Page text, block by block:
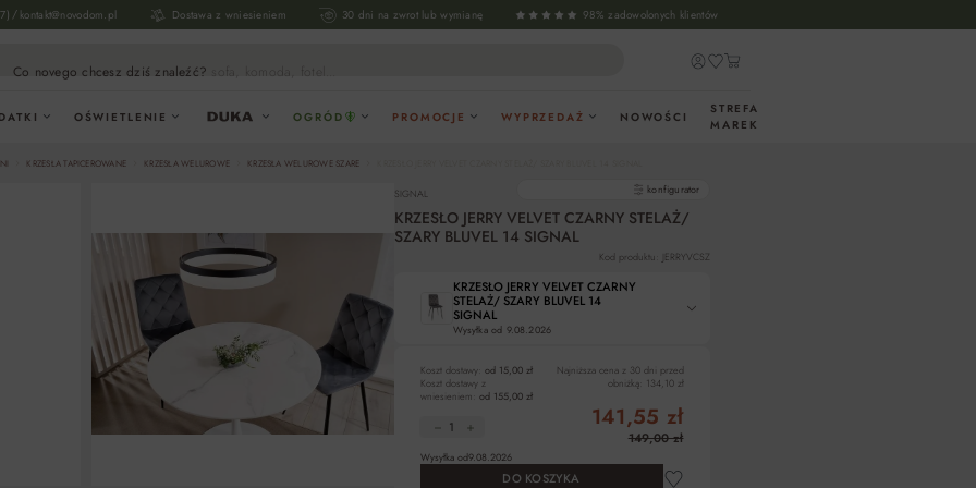
/ kontakt@novodom.pl Dostawa z wniesieniem 30 dni na zwrot lub wymianę 98% zadowolonych klientów
Co novego chcesz dziś znaleźć? sofa, komoda, fotel...
OŚWIETLENIE OGRÓD PROMOCJE WYPRZEDAŻ NOWOŚCI
STREFA
MAREK
KRZESŁA TAPICEROWANE KRZESŁA WELUROWE KRZESŁA WELUROWE SZARE
SIGNAL konfigurator
KRZESŁO JERRY VELVET CZARNY STELAŻ/
SZARY BLUVEL 14 SIGNAL
Kod produktu: JERRYVCSZ
KRZESŁO JERRY VELVET CZARNY
STELAŻ/ SZARY BLUVEL 14
SIGNAL
Wysyłka od 9.08.2026
Koszt dostawy: od 15,00 zł
Koszt dostawy z
wniesieniem: od 155,00 zł
Najniższa cena z 30 dni przed
obniżką:
134,10 zł
141,55 zł
149,00 zł
Wysyłka od9.08.2026
DO KOSZYKA